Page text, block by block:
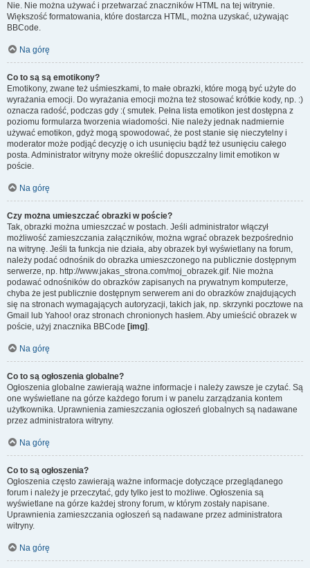
Nie. Nie można używać i przetwarzać znaczników HTML na tej witrynie.
Większość formatowania, które dostarcza HTML, można uzyskać, używając
BBCode.
Na górę
Co to są są emotikony?
Emotikony, zwane też uśmieszkami, to małe obrazki, które mogą być użyte do
wyrażania emocji. Do wyrażania emocji można też stosować krótkie kody, np. :)
oznacza radość, podczas gdy :( smutek. Pełna lista emotikon jest dostępna z
poziomu formularza tworzenia wiadomości. Nie należy jednak nadmiernie
używać emotikon, gdyż mogą spowodować, że post stanie się nieczytelny i
moderator może podjąć decyzję o ich usunięciu bądź też usunięciu całego
posta. Administrator witryny może określić dopuszczalny limit emotikon w
poście.
Na górę
Czy można umieszczać obrazki w poście?
Tak, obrazki można umieszczać w postach. Jeśli administrator włączył
możliwość zamieszczania załączników, można wgrać obrazek bezpośrednio
na witrynę. Jeśli ta funkcja nie działa, aby obrazek był wyświetlany na forum,
należy podać odnośnik do obrazka umieszczonego na publicznie dostępnym
serwerze, np. http://www.jakas_strona.com/moj_obrazek.gif. Nie można
podawać odnośników do obrazków zapisanych na prywatnym komputerze,
chyba że jest publicznie dostępnym serwerem ani do obrazków znajdujących
się na stronach wymagających autoryzacji, takich jak, np. skrzynki pocztowe na
Gmail lub Yahoo! oraz stronach chronionych hasłem. Aby umieścić obrazek w
poście, użyj znacznika BBCode [img] .
Na górę
Co to są ogłoszenia globalne?
Ogłoszenia globalne zawierają ważne informacje i należy zawsze je czytać. Są
one wyświetlane na górze każdego forum i w panelu zarządzania kontem
użytkownika. Uprawnienia zamieszczania ogłoszeń globalnych są nadawane
przez administratora witryny.
Na górę
Co to są ogłoszenia?
Ogłoszenia często zawierają ważne informacje dotyczące przeglądanego
forum i należy je przeczytać, gdy tylko jest to możliwe. Ogłoszenia są
wyświetlane na górze każdej strony forum, w którym zostały napisane.
Uprawnienia zamieszczania ogłoszeń są nadawane przez administratora
witryny.
Na górę